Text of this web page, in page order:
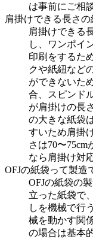
は事前にご相
肩掛けできる長さ
肩掛けできる
し、ワンポイ
印刷をするた
クや紙紐など
ができないた
合、スピンド
が肩掛けの長
の大きな紙袋
すいため肩掛
さは70〜
なら肩掛け対
OFJの紙袋って製造
OFJの紙袋の
立った紙袋で
しを機械で行
械を動かす関
の場合は基本